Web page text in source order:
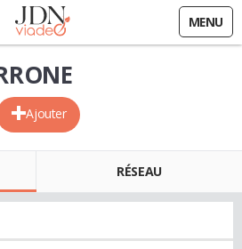
MENU
Ajouter
RÉSEAU